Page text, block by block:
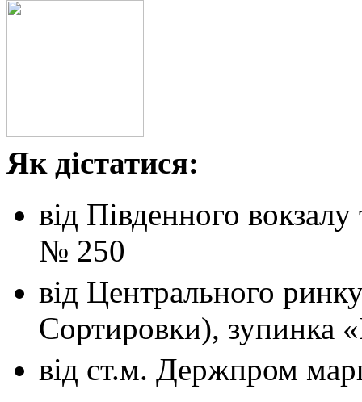
Як дістатися:
від Південного вокзалу
№ 250
від Центрального
Сортировки), зупинка
від ст.м. Держпром